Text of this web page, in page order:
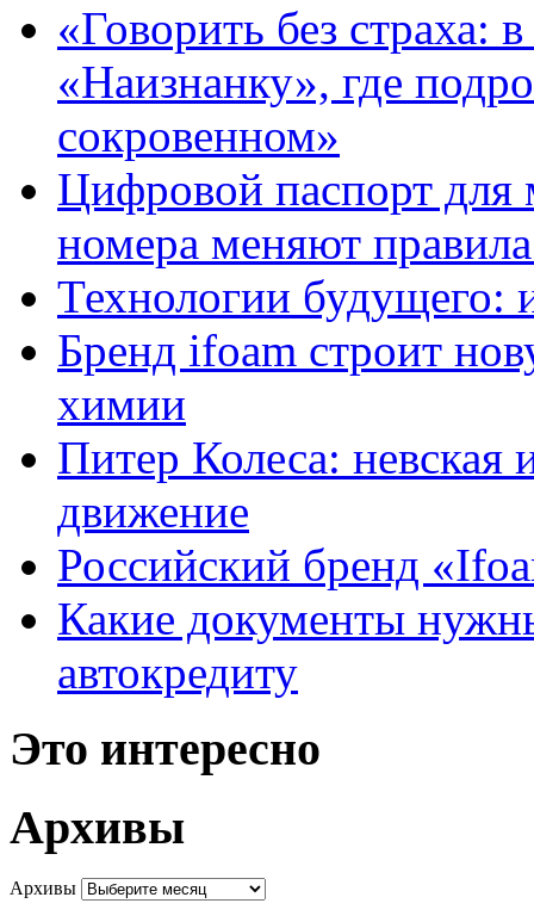
«Говорить без страха:
«Наизнанку», где
сокровенном»
Цифровой паспорт для
номера меняют
Технологии будущего:
Бренд ifoam строит
химии
Питер Колеса: невская
движение
Российский бренд
Какие документы
автокредиту
Это интересно
Архивы
Архивы